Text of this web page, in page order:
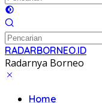
RADARBORNEO.ID
Radarnya Borneo
Home